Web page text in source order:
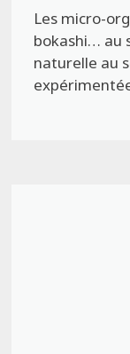
Les micro-
bokashi… au
naturelle au